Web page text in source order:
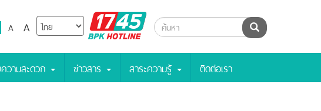
A A
BPK
Hotline
ค้นหา
วามสะดวก ข่าวสาร สาระความรู้ ติดต่อเรา